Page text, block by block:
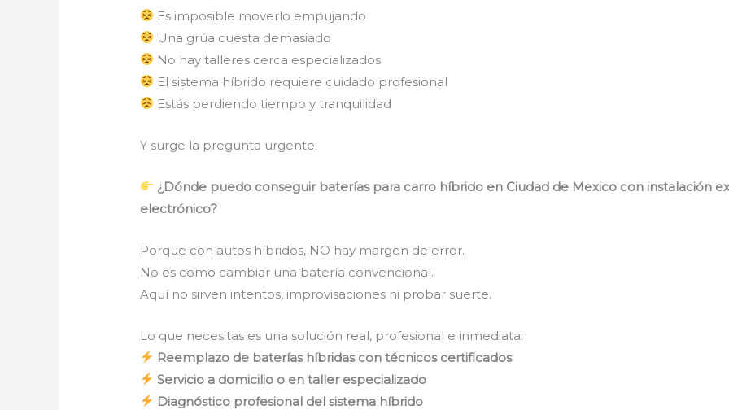
Es imposible moverlo empujando
Una grúa cuesta demasiado
No hay talleres cerca especializados
El sistema híbrido requiere cuidado profesional
Estás perdiendo tiempo y tranquilidad
Y surge la pregunta urgente:
¿Dónde puedo conseguir baterías para carro híbrido en Ciudad de Mexico con instalación
electrónico?
Porque con autos híbridos, NO hay margen de error.
No es como cambiar una batería convencional.
Aquí no sirven intentos, improvisaciones ni probar suerte.
Lo que necesitas es una solución real, profesional e inmediata:
Reemplazo de baterías híbridas con técnicos certificados
Servicio a domicilio o en taller especializado
Diagnóstico profesional del sistema híbrido